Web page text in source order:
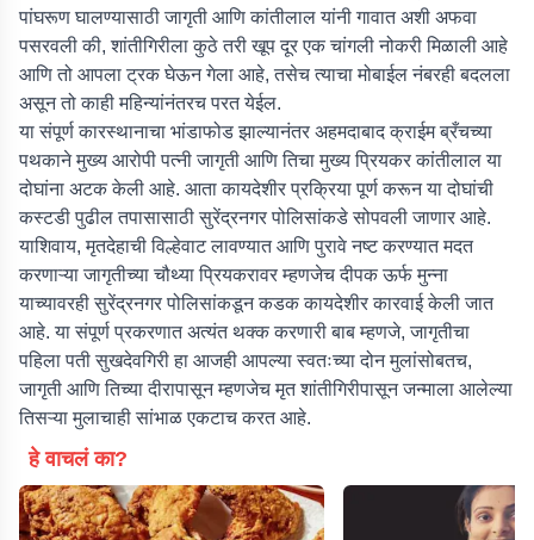
पांघरूण घालण्यासाठी जागृती आणि कांतीलाल यांनी गावात अशी अफवा
पसरवली की, शांतीगिरीला कुठे तरी खूप दूर एक चांगली नोकरी मिळाली आहे
आणि तो आपला ट्रक घेऊन गेला आहे, तसेच त्याचा मोबाईल नंबरही बदलला
असून तो काही महिन्यांनंतरच परत येईल.
या संपूर्ण कारस्थानाचा भांडाफोड झाल्यानंतर अहमदाबाद क्राईम ब्रँचच्या
पथकाने मुख्य आरोपी पत्नी जागृती आणि तिचा मुख्य प्रियकर कांतीलाल या
दोघांना अटक केली आहे. आता कायदेशीर प्रक्रिया पूर्ण करून या दोघांची
कस्टडी पुढील तपासासाठी सुरेंद्रनगर पोलिसांकडे सोपवली जाणार आहे.
याशिवाय, मृतदेहाची विल्हेवाट लावण्यात आणि पुरावे नष्ट करण्यात मदत
करणाऱ्या जागृतीच्या चौथ्या प्रियकरावर म्हणजेच दीपक ऊर्फ मुन्ना
याच्यावरही सुरेंद्रनगर पोलिसांकडून कडक कायदेशीर कारवाई केली जात
आहे. या संपूर्ण प्रकरणात अत्यंत थक्क करणारी बाब म्हणजे, जागृतीचा
पहिला पती सुखदेवगिरी हा आजही आपल्या स्वतःच्या दोन मुलांसोबतच,
जागृती आणि तिच्या दीरापासून म्हणजेच मृत शांतीगिरीपासून जन्माला आलेल्या
तिसऱ्या मुलाचाही सांभाळ एकटाच करत आहे.
हे वाचलं का?